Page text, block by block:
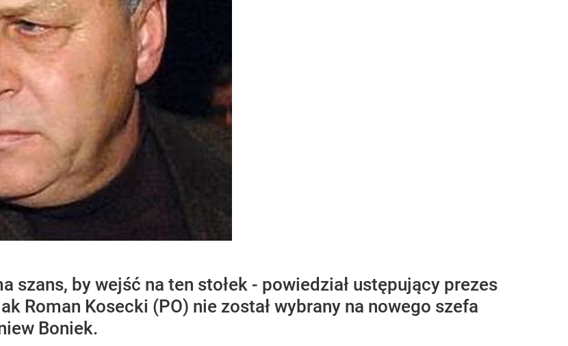
szans, by wejść na ten stołek - powiedział ustępujący prezes
Roman Kosecki (PO) nie został wybrany na nowego szefa
Boniek.